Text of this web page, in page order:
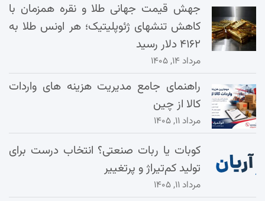
جهش قیمت جهانی طلا و نقره همزمان با
کاهش تنشهای ژئوپلیتیک؛ هر اونس طلا به
۴۱۶۲ دلار رسید
مرداد ۱۴, ۱۴۰۵
راهنمای جامع مدیریت هزینه‌ های واردات
کالا از چین
مرداد ۱۱, ۱۴۰۵
کوبات یا ربات صنعتی؟ انتخاب درست برای
تولید کم‌تیراژ و پرتغییر
مرداد ۱۱, ۱۴۰۵